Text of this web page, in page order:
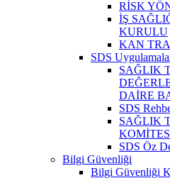
RİSK
İŞ
KURULU
KAN
SDS
SAĞLIK
DAİRE
SDS
SAĞLIK
SDS Öz
Bilgi Güvenliği
Bilgi Güvenliği